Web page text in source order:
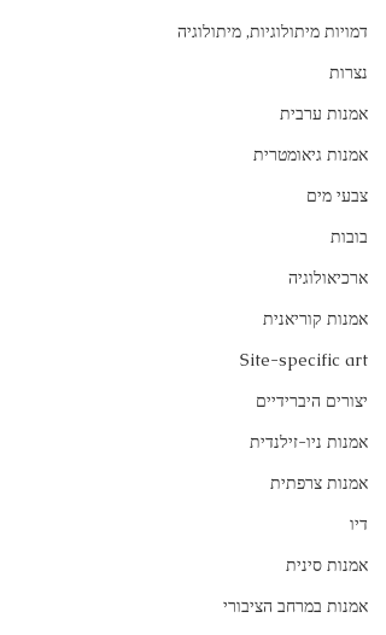
דמויות מיתולוגיות, מיתולוגיה
נצרות
אמנות ערבית
אמנות גיאומטרית
צבעי מים
בובות
ארכיאולוגיה
אמנות קוריאנית
Site-specific art
יצורים היברידיים
אמנות ניו-זילנדית
אמנות צרפתית
דיו
אמנות סינית
אמנות במרחב הציבורי